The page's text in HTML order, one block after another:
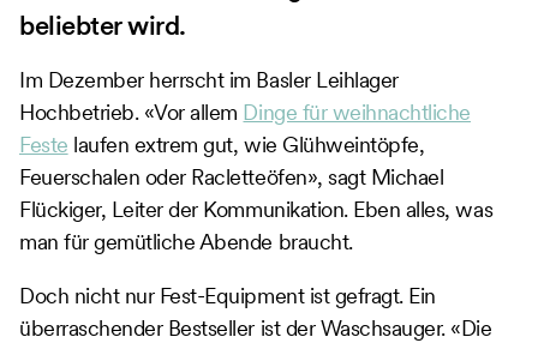
beliebter wird.
Im Dezember herrscht im Basler Leihlager
Hochbetrieb. «Vor allem Dinge für weihnachtliche
Feste laufen extrem gut, wie Glühweintöpfe,
Feuerschalen oder Racletteöfen», sagt Michael
Flückiger, Leiter der Kommunikation. Eben alles, was
man für gemütliche Abende braucht.
Doch nicht nur Fest-Equipment ist gefragt. Ein
überraschender Bestseller ist der Waschsauger. «Die